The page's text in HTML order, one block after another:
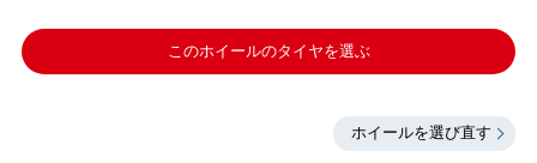
このホイールのタイヤを選ぶ
ホイールを選び直す